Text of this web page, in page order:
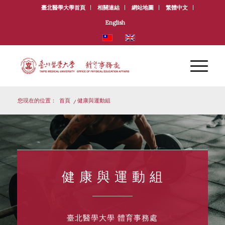
臺北醫學大學首頁 相關連結 網站地圖 繁體中文
English
您現在的位置： 首頁 / 健康與運動組
健 康 與 運 動 組
臺北醫學大學 體育事務處